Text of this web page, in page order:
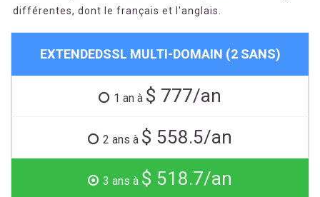
différentes, dont le français et l'anglais.
EXTENDEDSSL MULTI-DOMAIN (2 SANS)
1 an à $ 777/an
2 ans à $ 558.5/an
3 ans à $ 518.7/an